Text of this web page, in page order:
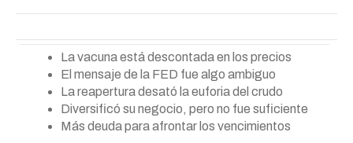
La vacuna está descontada en los precios
El mensaje de la FED fue algo ambiguo
La reapertura desató la euforia del crudo
Diversificó su negocio, pero no fue suficiente
Más deuda para afrontar los vencimientos